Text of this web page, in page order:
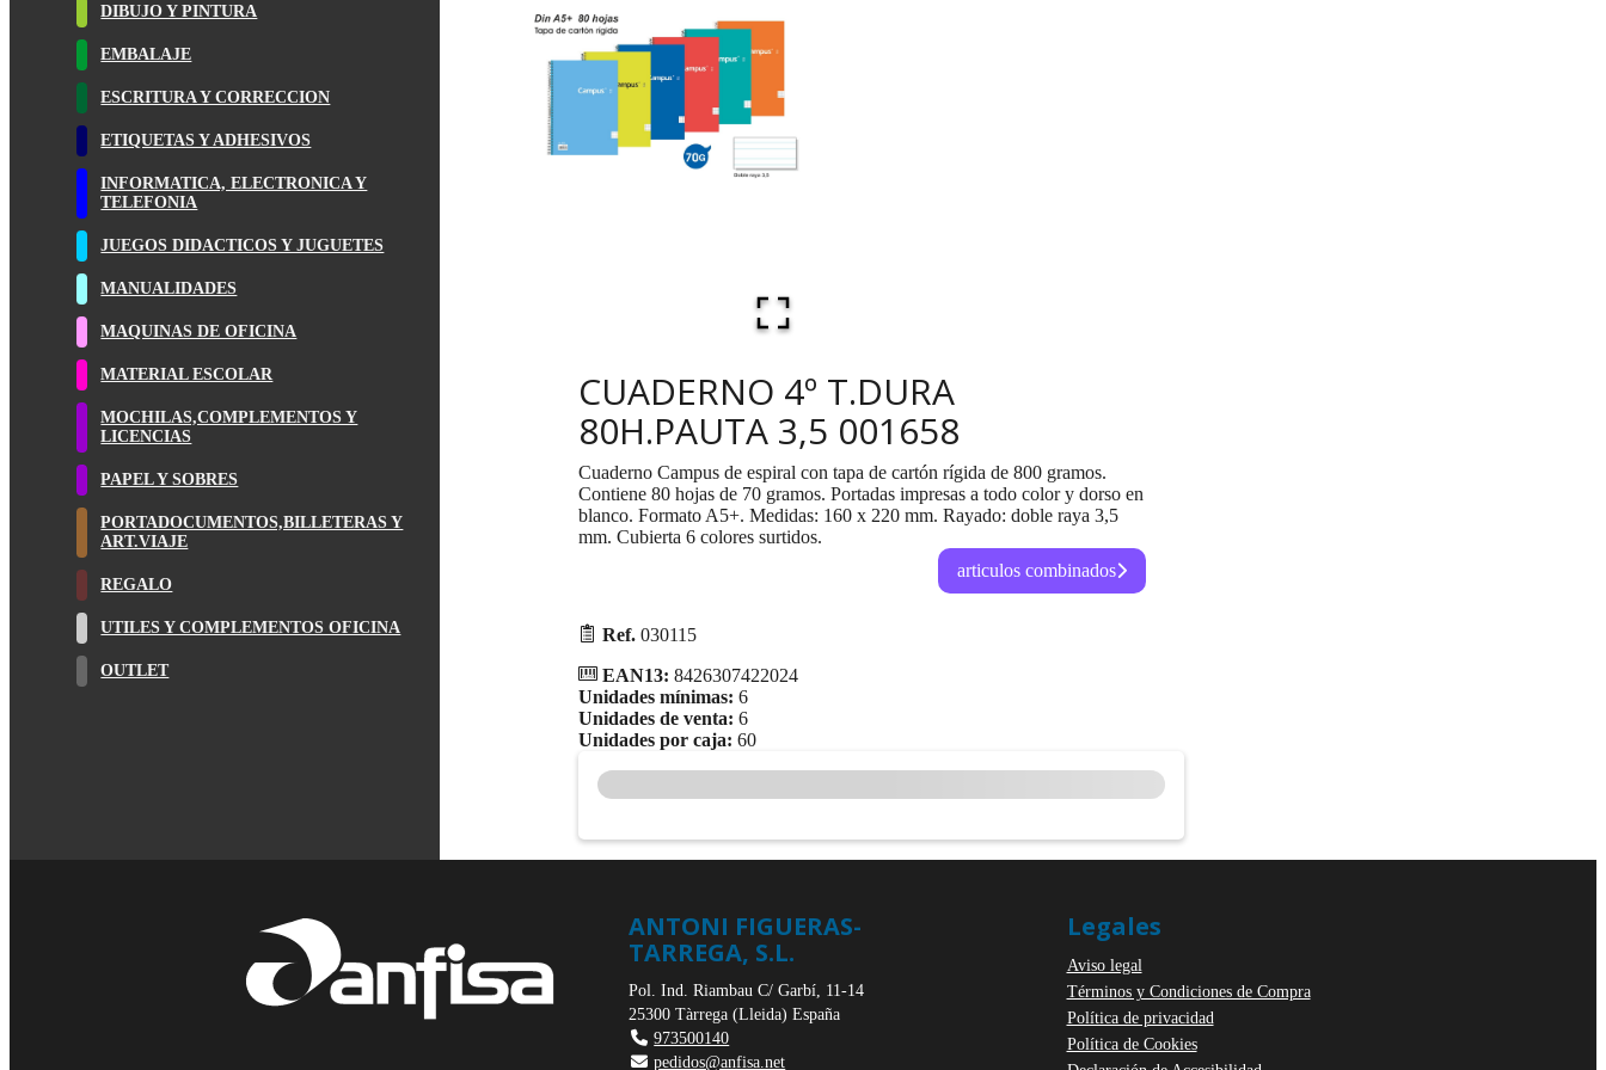
DIBUJO Y PINTURA
EMBALAJE
ESCRITURA Y CORRECCION
ETIQUETAS Y ADHESIVOS
INFORMATICA, ELECTRONICA Y
TELEFONIA
JUEGOS DIDACTICOS Y JUGUETES
MANUALIDADES
MAQUINAS DE OFICINA
MATERIAL ESCOLAR
MOCHILAS,COMPLEMENTOS Y
LICENCIAS
PAPEL Y SOBRES
PORTADOCUMENTOS,BILLETERAS Y
ART.VIAJE
REGALO
UTILES Y COMPLEMENTOS OFICINA
OUTLET
CUADERNO 4º T.DURA
80H.PAUTA 3,5 001658
Cuaderno Campus de espiral con tapa de cartón rígida de 800 gramos.
Contiene 80 hojas de 70 gramos. Portadas impresas a todo color y dorso en
blanco. Formato A5+. Medidas: 160 x 220 mm. Rayado: doble raya 3,5
mm. Cubierta 6 colores surtidos.
articulos combinados
Ref. 030115
EAN13: 8426307422024
Unidades mínimas: 6
Unidades de venta: 6
Unidades por caja: 60
ANTONI FIGUERAS-
TARREGA, S.L.
Pol. Ind. Riambau C/ Garbí, 11-14
25300 Tàrrega(Lleida) España
973500140
pedidos@anfisa.net
Legales
Aviso legal
Términos y Condiciones de Compra
Política de privacidad
Política de Cookies